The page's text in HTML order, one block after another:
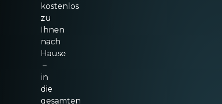
kostenlos
zu
Ihnen
nach
Hause
–
in
die
gesamten